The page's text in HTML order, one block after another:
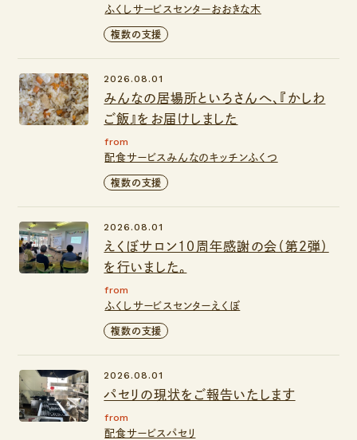
ふくしサービスセンターおおきな木
複数の支援
みんなの居場所といろさんへ、『かしわ
ご飯』をお届けしました
2026.08.01
from
配食サービスみんなのキッチンふくつ
複数の支援
えくぼサロン１０周年感謝の会（第２弾）
を行いました。
2026.08.01
from
ふくしサービスセンターえくぼ
複数の支援
パセリの現状をご報告いたします
2026.08.01
from
配食サービスパセリ